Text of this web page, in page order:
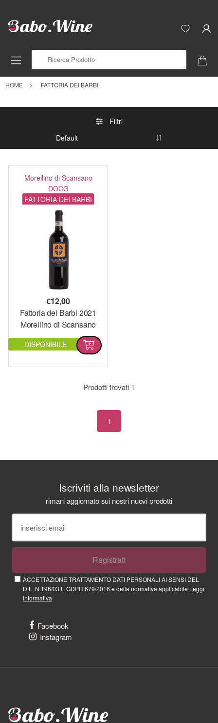
HOME FATTORIA DEI BARBI
Filtri
Morellino di Scansano
DOCG
FATTORIA DEI BARBI
€12,00
Fattoria dei Barbi 2021
Morellino di Scansano
DOCG
DISPONIBILE
Prodotti trovati 1
1
Iscriviti alla newsletter
rimani aggiornato sui nostri nuovi prodotti
Registrati
ACCETTAZIONE TRATTAMENTO DATI PERSONALI AI SENSI DEL
D.L. N.196/03 E GDPR 679/2016 e della normativa applicabile Leggi
informativa
Facebook
Instagram